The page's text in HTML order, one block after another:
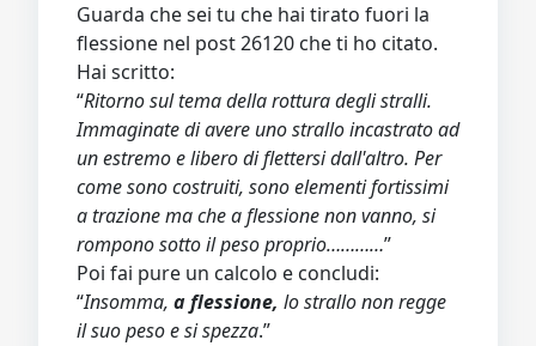
Guarda che sei tu che hai tirato fuori la
flessione nel post 26120 che ti ho citato.
Hai scritto:
“Ritorno sul tema della rottura degli stralli.
Immaginate di avere uno strallo incastrato ad
un estremo e libero di flettersi dall'altro. Per
come sono costruiti, sono elementi fortissimi
a trazione ma che a flessione non vanno, si
rompono sotto il peso proprio…………”
Poi fai pure un calcolo e concludi:
“Insomma, a flessione, lo strallo non regge
il suo peso e si spezza.”